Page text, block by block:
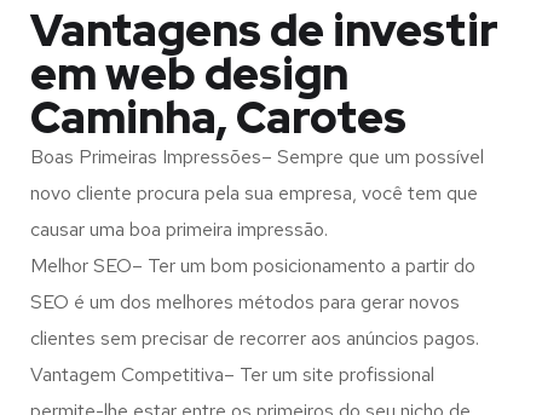
Vantagens de investir
em web design
Caminha, Carotes
Boas Primeiras Impressões– Sempre que um possível
novo cliente procura pela sua empresa, você tem que
causar uma boa primeira impressão.
Melhor SEO– Ter um bom posicionamento a partir do
SEO é um dos melhores métodos para gerar novos
clientes sem precisar de recorrer aos anúncios pagos.
Vantagem Competitiva– Ter um site profissional